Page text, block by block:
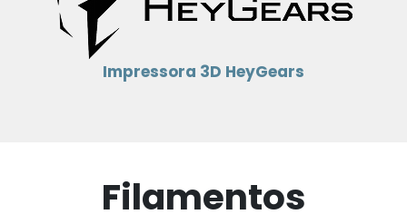
Impressora 3D HeyGears
Filamentos